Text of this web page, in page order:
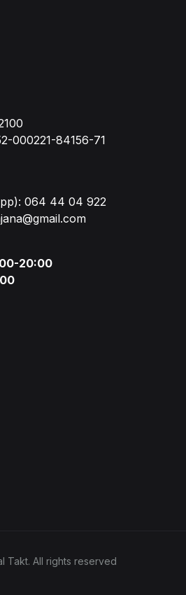
000221-84156-71
064 44 04 922
20:00
Takt. All rights reserved